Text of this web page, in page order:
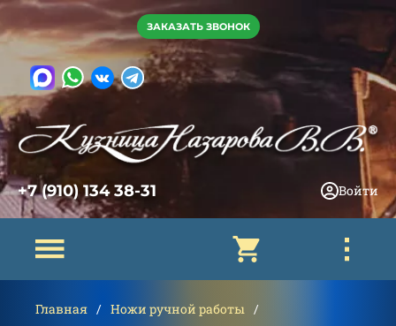
ЗАКАЗАТЬ ЗВОНОК
+7 (910) 134 38-31 Войти
Главная
Ножи ручной работы